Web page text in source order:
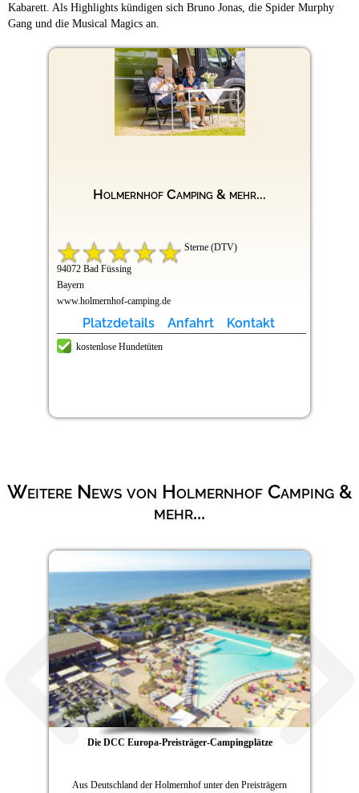
Kabarett. Als Highlights kündigen sich Bruno Jonas, die Spider Murphy
Gang und die Musical Magics an.
Holmernhof Camping & mehr...
Sterne (DTV)
94072 Bad Füssing
Bayern
www.holmernhof-camping.de
Platzdetails Anfahrt Kontakt
kostenlose Hundetüten
Weitere News von Holmernhof Camping &
mehr...
Die DCC Europa-Preisträger-Campingplätze
Aus Deutschland der Holmernhof unter den Preisträgern